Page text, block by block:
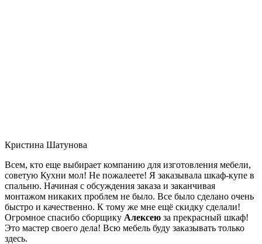
Кристина Шатунова
Всем, кто еще выбирает компанию для изготовления мебели,
советую Кухни мол! Не пожалеете! Я заказывала шкаф-купе в
спальню. Начиная с обсуждения заказа и заканчивая
монтажом никаких проблем не было. Все было сделано очень
быстро и качественно. К тому же мне ещё скидку сделали!
Огромное спасибо сборщику Алексею за прекрасный шкаф!
Это мастер своего дела! Всю мебель буду заказывать только
здесь.